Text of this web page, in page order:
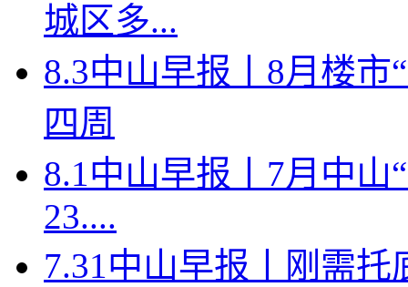
城区多...
8.3中山早报丨8月楼市
四周
8.1中山早报丨7月中山
23....
7.31中山早报丨刚需